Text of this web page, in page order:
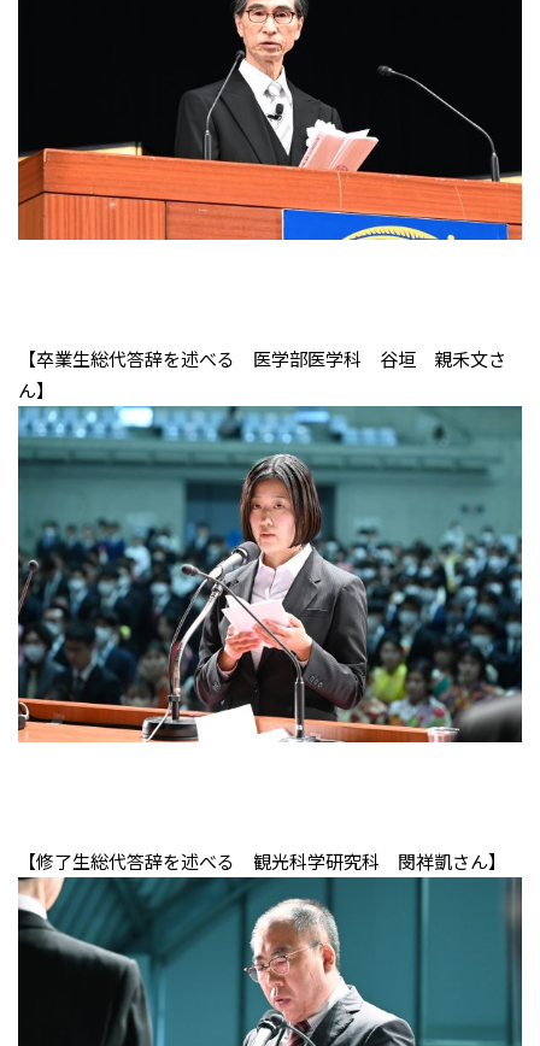
【卒業生総代答辞を述べる 医学部医学科 谷垣 親禾文さ
ん】
【修了生総代答辞を述べる 観光科学研究科 閔祥凱さん】